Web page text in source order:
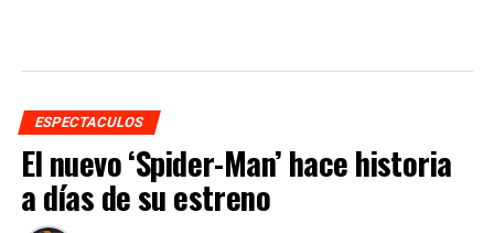
ESPECTACULOS
El nuevo ‘Spider-Man’ hace historia
a días de su estreno